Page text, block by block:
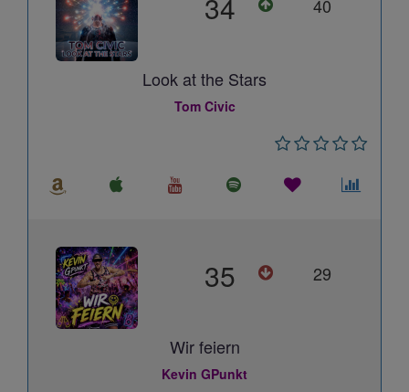
40
Look at the Stars
Tom Civic
35 29
Wir feiern
Kevin GPunkt